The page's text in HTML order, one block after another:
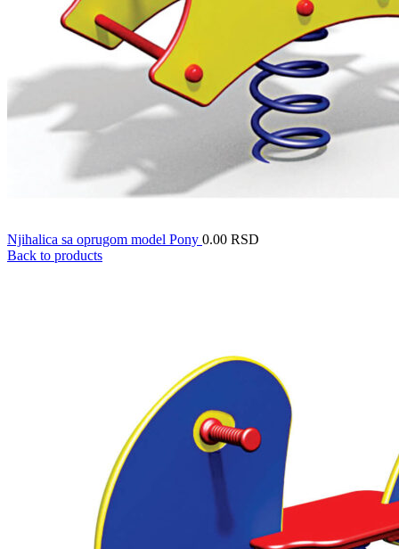
Njihalica sa oprugom model Pony 0.00 RSD
Back to products